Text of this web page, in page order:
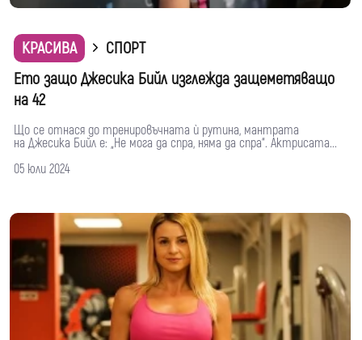
КРАСИВА
СПОРТ
Ето защо Джесика Бийл изглежда защеметяващо
на 42
Що се отнася до тренировъчната ѝ рутина, мантрата
на Джесика Бийл е: „Не мога да спра, няма да спра“. Актрисата...
05 юли 2024